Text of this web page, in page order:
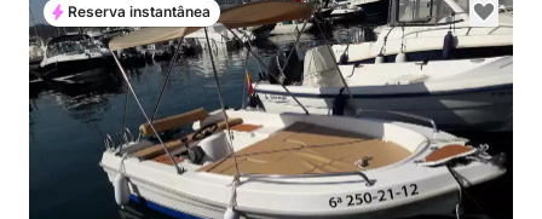
Reserva instantânea